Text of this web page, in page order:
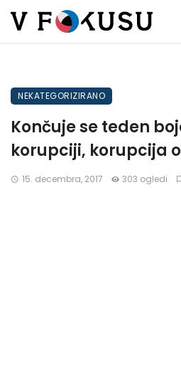
NEKATEGORIZIRANO
Končuje se teden
korupciji, korupcija
15. decembra, 2017 303 ogledi